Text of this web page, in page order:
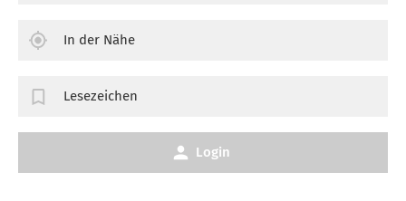
In der Nähe
Lesezeichen
Login